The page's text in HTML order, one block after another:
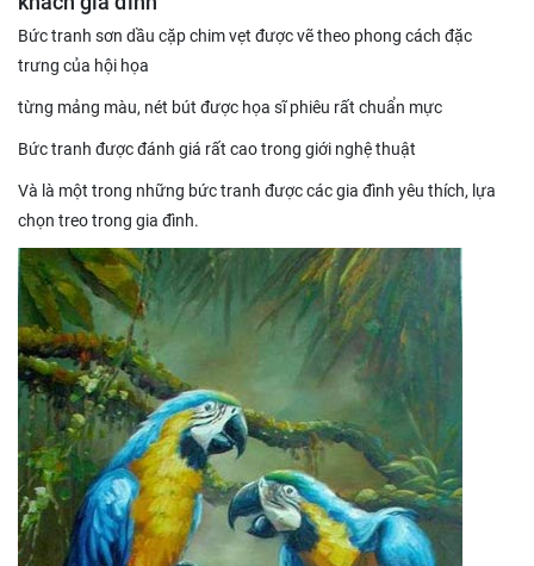
Bức tranh sơn dầu cặp chim vẹt được vẽ theo phong cách đặc
trưng của hội họa
từng mảng màu, nét bút được họa sĩ phiêu rất chuẩn mực
Bức tranh được đánh giá rất cao trong giới nghệ thuật
Và là một trong những bức tranh được các gia đình yêu thích, lựa
chọn treo trong gia đình.